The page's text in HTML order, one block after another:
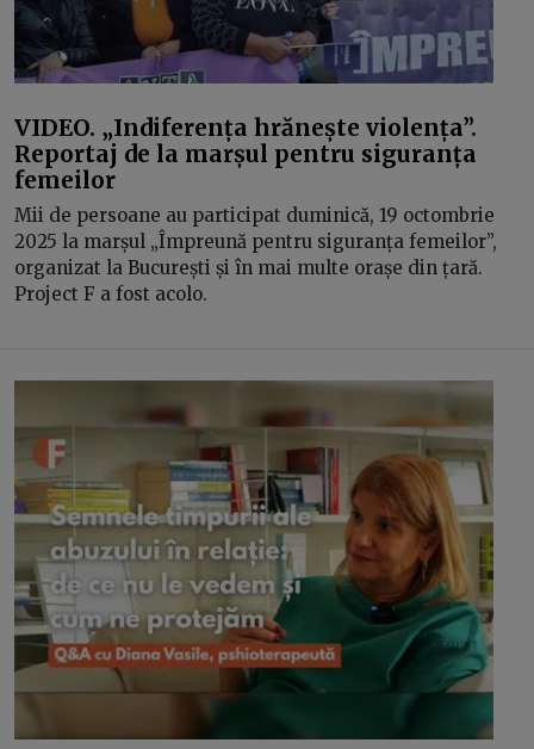
VIDEO. „Indiferența hrănește violența”.
Reportaj de la marșul pentru siguranța
femeilor
Mii de persoane au participat duminică, 19 octombrie
2025 la marșul „Împreună pentru siguranța femeilor”,
organizat la București și în mai multe orașe din țară.
Project F a fost acolo.